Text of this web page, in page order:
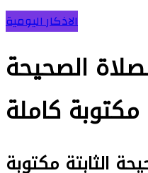
الاذكار اليومية
الصحيحة
مكتوبة كاملة
الثابتة مكتوبة